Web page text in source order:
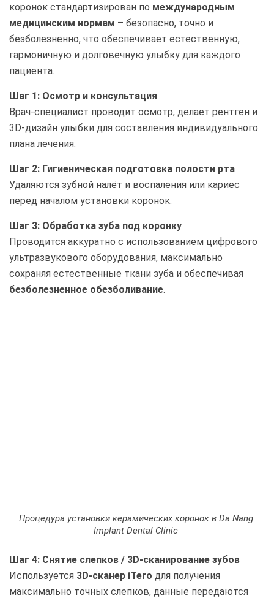
коронок стандартизирован по международным
медицинским нормам – безопасно, точно и
безболезненно, что обеспечивает естественную,
гармоничную и долговечную улыбку для каждого
пациента.
Шаг 1: Осмотр и консультация
Врач-специалист проводит осмотр, делает рентген и
3D-дизайн улыбки для составления индивидуального
плана лечения.
Шаг 2: Гигиеническая подготовка полости рта
Удаляются зубной налёт и воспаления или кариес
перед началом установки коронок.
Шаг 3: Обработка зуба под коронку
Проводится аккуратно с использованием цифрового
ультразвукового оборудования, максимально
сохраняя естественные ткани зуба и обеспечивая
безболезненное обезболивание.
Процедура установки керамических коронок в Da Nang
Implant Dental Clinic
Шаг 4: Снятие слепков / 3D-сканирование зубов
Используется 3D-сканер iTero для получения
максимально точных слепков, данные передаются